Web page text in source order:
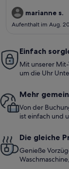
marianne s.
Aufenthalt im Aug.
Einfach
Mit unserer
um die Uhr
Mehr
Von der
ist einfach und
Die gleiche
Genieße